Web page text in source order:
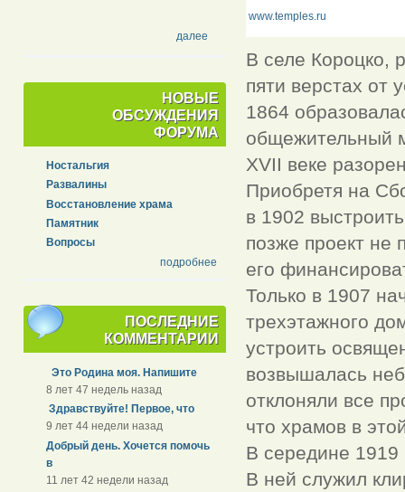
далее
НОВЫЕ
ОБСУЖДЕНИЯ
ФОРУМА
Ностальгия
Развалины
Восстановление храма
Памятник
Вопросы
подробнее
ПОСЛЕДНИЕ
КОММЕНТАРИИ
Это Родина моя. Напишите
8 лет 47 недель назад
Здравствуйте! Первое, что
9 лет 44 недели назад
Добрый день. Хочется помочь
в
11 лет 42 недели назад
www.temples.ru
В селе Короцко,
пяти верстах от
1864
общежительный
XVII веке
Приобретя на
в 1902
позже проект не
его
Только в 1907
трехэтажного
устроить
возвышалась
отклоняли все
что храмов в
В середине
В ней служил